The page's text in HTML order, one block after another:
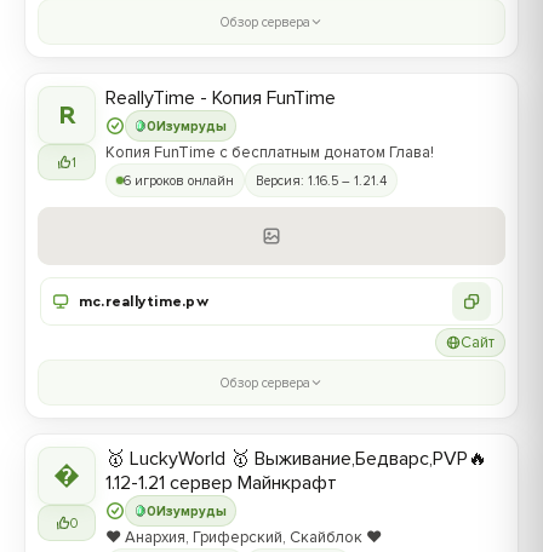
Обзор сервера
R
1
0Изумруды
ReallyTime - Копия FunTime
Копия FunTime с бесплатным донатом Глава!
6 игроков онлайн Версия: 1.16.5 – 1.21.4
mc.reallytime.pw
Сайт
Обзор сервера

0
0Изумруды
🥇 LuckyWorld 🥇 Выживание,Бедварс,PVP🔥
1.12-1.21 сервер Майнкрафт
❤️ Анархия, Гриферский, Скайблок ❤️